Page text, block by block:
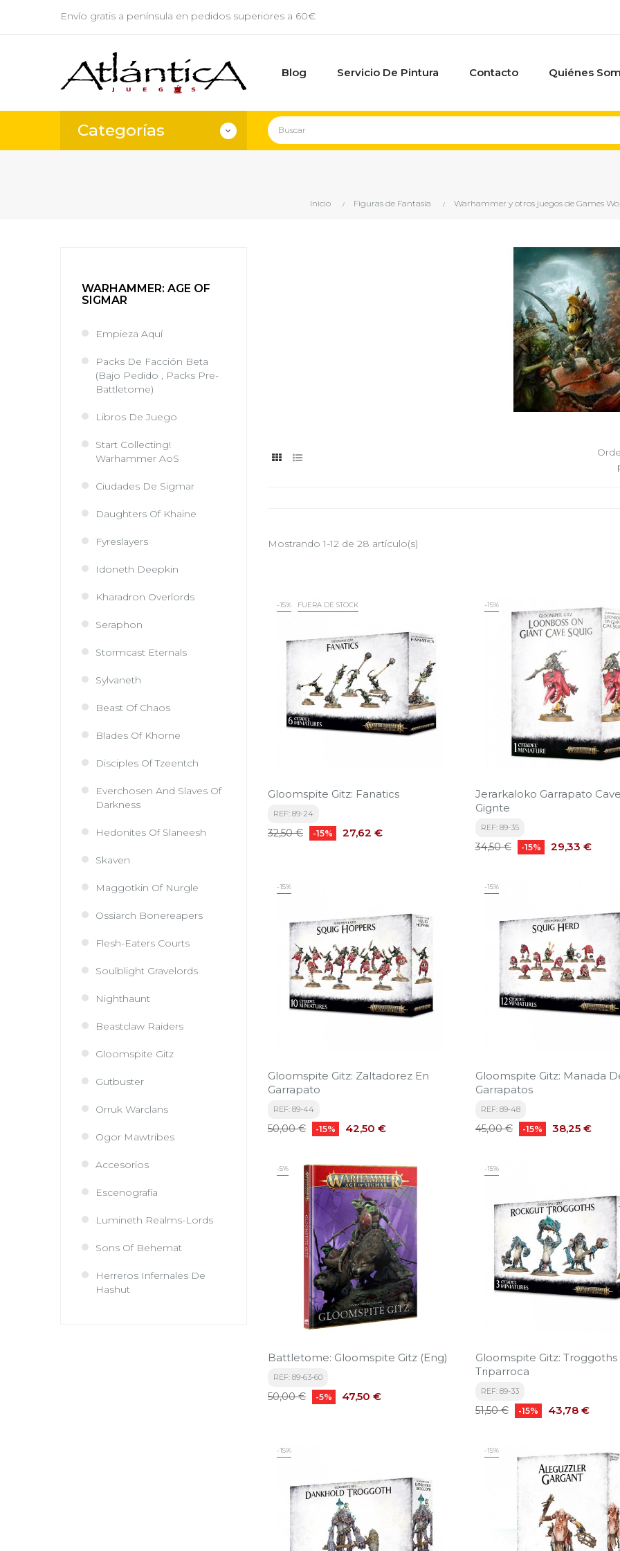
Envío gratis a península en pedidos superiores a 60€
Blog Servicio De Pintura Contacto Quiénes
Categorías
Inicio Figuras de Fantasía Warhammer y otros juegos de Games
WARHAMMER: AGE OF
SIGMAR
Empieza Aquí
Packs De Facción Beta
(Bajo Pedido , Packs Pre-
Battletome)
Libros De Juego
Start Collecting!
Warhammer AoS
Ciudades De Sigmar
Daughters Of Khaine
Fyreslayers
Idoneth Deepkin
Kharadron Overlords
Seraphon
Stormcast Eternals
Sylvaneth
Beast Of Chaos
Blades Of Khorne
Disciples Of Tzeentch
Everchosen And Slaves Of
Darkness
Hedonites Of Slaneesh
Skaven
Maggotkin Of Nurgle
Ossiarch Bonereapers
Flesh-Eaters Courts
Soulblight Gravelords
Nighthaunt
Beastclaw Raiders
Gloomspite Gitz
Gutbuster
Orruk Warclans
Ogor Mawtribes
Accesorios
Escenografía
Lumineth Realms-Lords
Sons Of Behemat
Herreros Infernales De
Hashut
Mostrando 1-12 de 28 artículo(s)
-15% FUERA DE STOCK
Gloomspite Gitz: Fanatics
REF: 89-24
Precio
32,50 € -15% Precio
27,62 €
-15%
Jerarkaloko Garrapato
Gignte
REF: 89-35
Precio
34,50 € -15% Precio
29,33 €
-15%
Gloomspite Gitz: Zaltadorez En
Garrapato
REF: 89-44
Precio
50,00 € -15% Precio
42,50 €
-15%
Gloomspite Gitz: Manada
Garrapatos
REF: 89-48
Precio
45,00 € -15% Precio
38,25 €
-5%
Battletome: Gloomspite Gitz (Eng)
REF: 89-63-60
Precio
50,00 € -5% Precio
47,50 €
-15%
Gloomspite Gitz: Troggoths
Triparroca
REF: 89-33
Precio
51,50 € -15% Precio
43,78 €
-15% -15%